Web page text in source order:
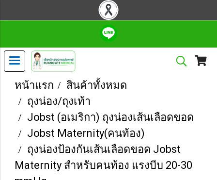
หน้าแรก
สินค้าทั้งหมด
ถุงน่อง/ถุงเท้า
Jobst (อเมริกา) ถุงน่องเส้นเลือดขอด
Jobst Maternity(คนท้อง)
ถุงน่องป้องกันเส้นเลือดขอด Jobst
Maternity สำหรับคนท้อง แรงบีบ 20-30